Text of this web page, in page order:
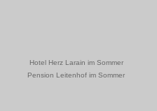
Hotel Herz Larain im Sommer
Pension Leitenhof im Sommer